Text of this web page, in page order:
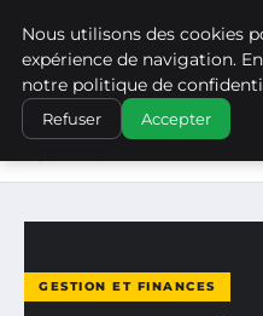
LA
ACCUEIL
GESTION ET
QUELLES MÉTRIQUES
GESTION ET FINANCES
Nous utilisons des cookies
expérience de navigation.
notre politique de
Refuser Accepter